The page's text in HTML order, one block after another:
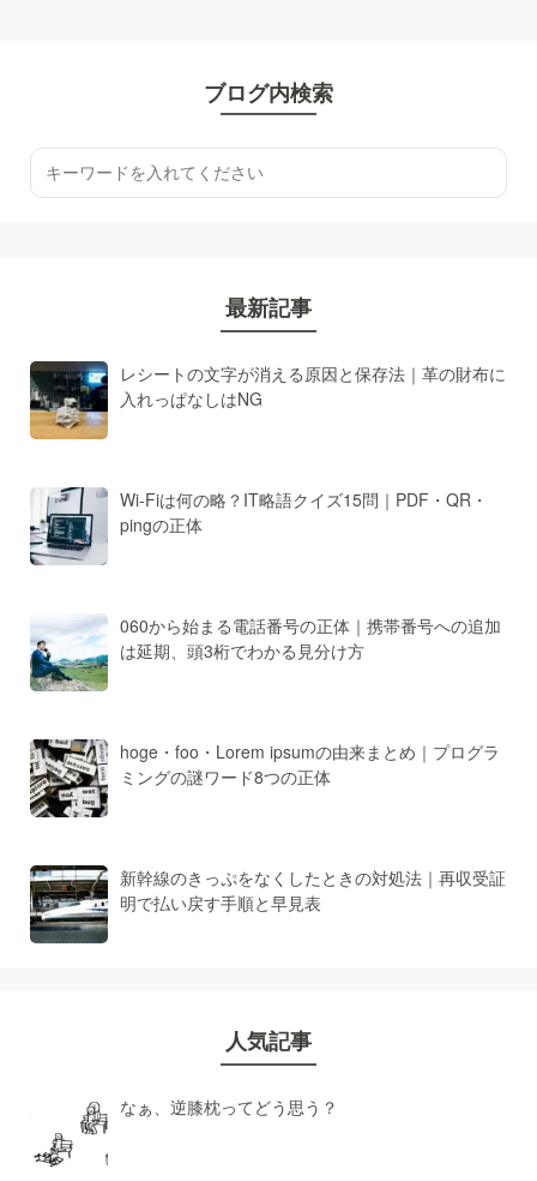
ブログ内検索
最新記事
レシートの文字が消える原因と保存法｜革の財布に
入れっぱなしはNG
Wi-Fiは何の略？IT略語クイズ15問｜PDF・QR・
pingの正体
060から始まる電話番号の正体｜携帯番号への追加
は延期、頭3桁でわかる見分け方
hoge・foo・Lorem ipsumの由来まとめ｜プログラ
ミングの謎ワード8つの正体
新幹線のきっぷをなくしたときの対処法｜再収受証
明で払い戻す手順と早見表
人気記事
なぁ、逆膝枕ってどう思う？